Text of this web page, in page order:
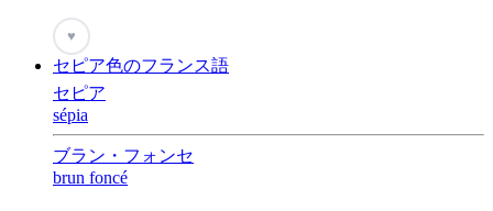
♥
セピア色のフランス語
セピア
sépia
ブラン・フォンセ
brun foncé